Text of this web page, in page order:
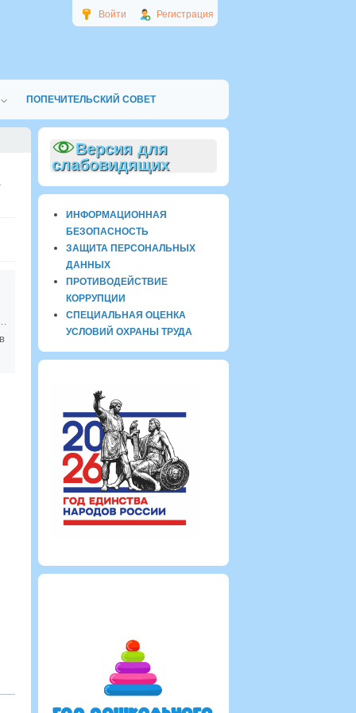
Войти Регистрация
ПОПЕЧИТЕЛЬСКИЙ СОВЕТ
профсоюза
Версия для
слабовидящих
ИНФОРМАЦИОННАЯ
БЕЗОПАСНОСТЬ
ЗАЩИТА ПЕРСОНАЛЬНЫХ
ДАННЫХ
ПРОТИВОДЕЙСТВИЕ
КОРРУПЦИИ
СПЕЦИАЛЬНАЯ ОЦЕНКА
УСЛОВИЙ ОХРАНЫ ТРУДА